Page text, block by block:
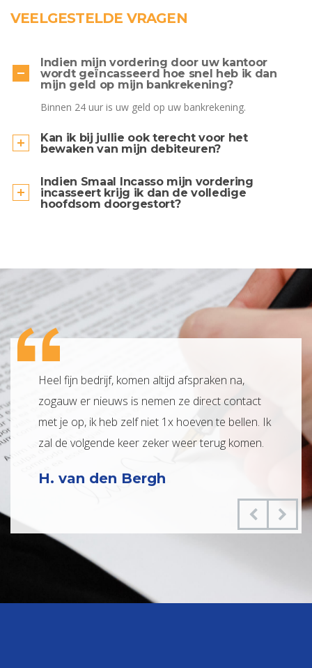
VEELGESTELDE VRAGEN
Indien mijn vordering door uw kantoor
wordt geïncasseerd hoe snel heb ik dan
mijn geld op mijn bankrekening?
Binnen 24 uur is uw geld op uw bankrekening.
Kan ik bij jullie ook terecht voor het
bewaken van mijn debiteuren?
Indien Smaal Incasso mijn vordering
incasseert krijg ik dan de volledige
hoofdsom doorgestort?
Heel fijn bedrijf, komen altijd afspraken na,
zogauw er nieuws is nemen ze direct contact
met je op, ik heb zelf niet 1x hoeven te bellen. Ik
zal de volgende keer zeker weer terug komen.
H. van den Bergh
dan
P.